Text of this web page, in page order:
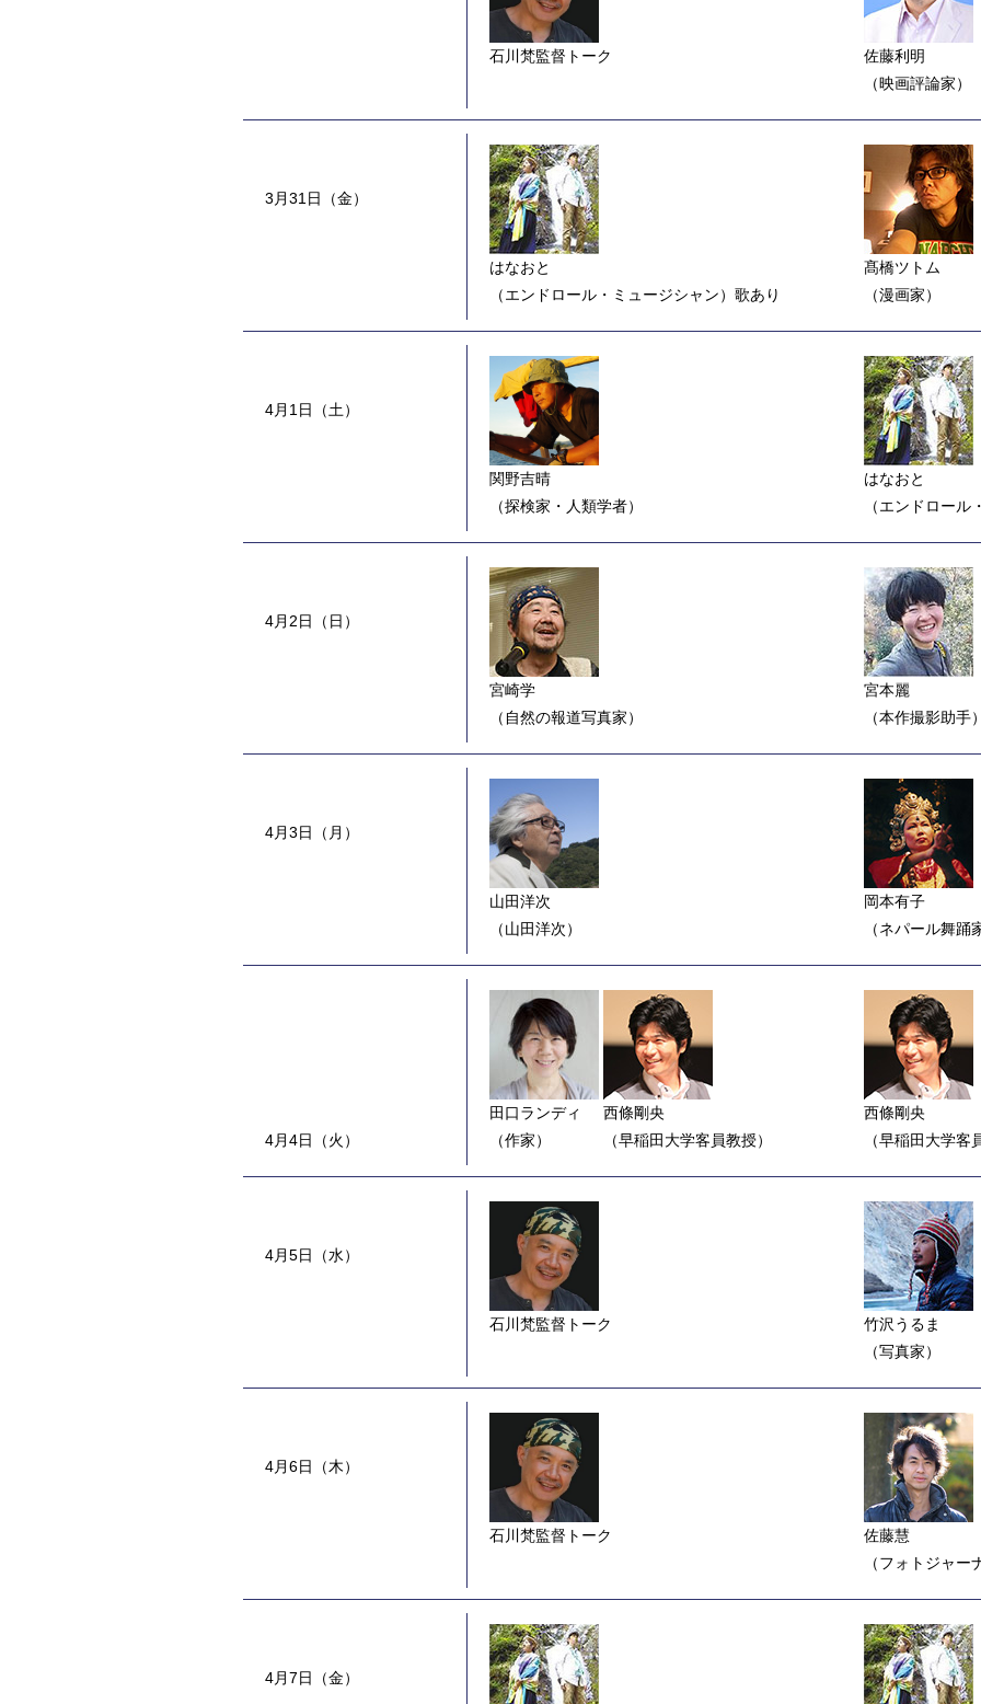
石川梵監督トーク
佐藤利明
（映画評論家）
3月31日（金）
はなおと
（エンドロール・ミュージシャン）歌あり
髙橋ツトム
（漫画家）
4月1日（土）
関野吉晴
（探検家・人類学者）
はなおと
（エンドロール
4月2日（日）
宮崎学
（自然の報道写真家）
宮本麗
（本作撮影助手）
4月3日（月）
山田洋次
（山田洋次）
岡本有子
（ネパール舞踊
4月4日（火）
田口ランディ
（作家）
西條剛央
（早稲田大学客員教授）
西條剛央
（早稲田大学客
4月5日（水）
石川梵監督トーク
竹沢うるま
（写真家）
4月6日（木）
石川梵監督トーク
佐藤慧
（フォトジャー
4月7日（金）